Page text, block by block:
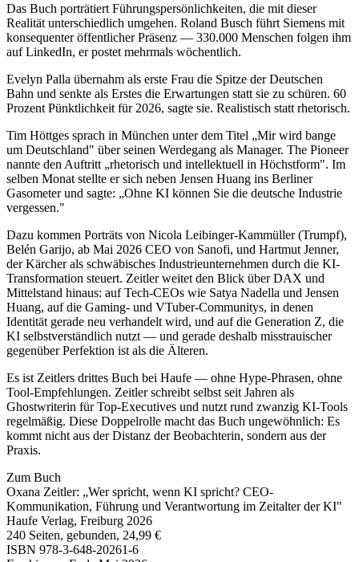
Das Buch porträtiert Führungspersönlichkeiten, die mit dieser
Realität unterschiedlich umgehen. Roland Busch führt Siemens mit
konsequenter öffentlicher Präsenz — 330.000 Menschen folgen ihm
auf LinkedIn, er postet mehrmals wöchentlich.
Evelyn Palla übernahm als erste Frau die Spitze der Deutschen
Bahn und senkte als Erstes die Erwartungen statt sie zu schüren. 60
Prozent Pünktlichkeit für 2026, sagte sie. Realistisch statt rhetorisch.
Tim Höttges sprach in München unter dem Titel „Mir wird bange
um Deutschland" über seinen Werdegang als Manager. The Pioneer
nannte den Auftritt „rhetorisch und intellektuell in Höchstform". Im
selben Monat stellte er sich neben Jensen Huang ins Berliner
Gasometer und sagte: „Ohne KI können Sie die deutsche Industrie
vergessen."
Dazu kommen Porträts von Nicola Leibinger-Kammüller (Trumpf),
Belén Garijo, ab Mai 2026 CEO von Sanofi, und Hartmut Jenner,
der Kärcher als schwäbisches Industrieunternehmen durch die KI-
Transformation steuert. Zeitler weitet den Blick über DAX und
Mittelstand hinaus: auf Tech-CEOs wie Satya Nadella und Jensen
Huang, auf die Gaming- und VTuber-Communitys, in denen
Identität gerade neu verhandelt wird, und auf die Generation Z, die
KI selbstverständlich nutzt — und gerade deshalb misstrauischer
gegenüber Perfektion ist als die Älteren.
Es ist Zeitlers drittes Buch bei Haufe — ohne Hype-Phrasen, ohne
Tool-Empfehlungen. Zeitler schreibt selbst seit Jahren als
Ghostwriterin für Top-Executives und nutzt rund zwanzig KI-Tools
regelmäßig. Diese Doppelrolle macht das Buch ungewöhnlich: Es
kommt nicht aus der Distanz der Beobachterin, sondern aus der
Praxis.
Zum Buch
Oxana Zeitler: „Wer spricht, wenn KI spricht? CEO-
Kommunikation, Führung und Verantwortung im Zeitalter der KI"
Haufe Verlag, Freiburg 2026
240 Seiten, gebunden, 24,99 €
ISBN 978-3-648-20261-6